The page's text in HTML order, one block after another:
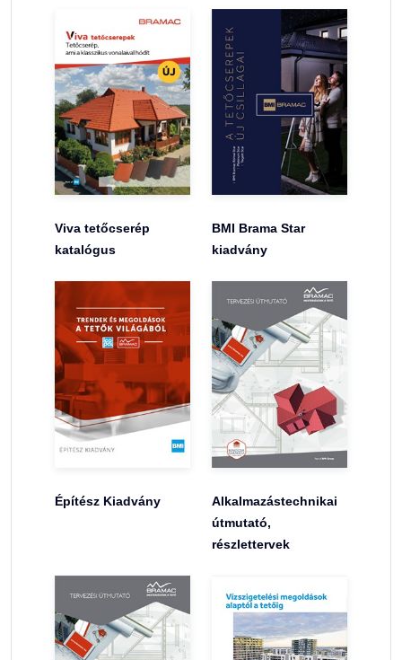
Viva tetőcserép
katalógus
BMI Brama Star
kiadvány
Építész Kiadvány
Alkalmazástechnikai
útmutató,
részlettervek